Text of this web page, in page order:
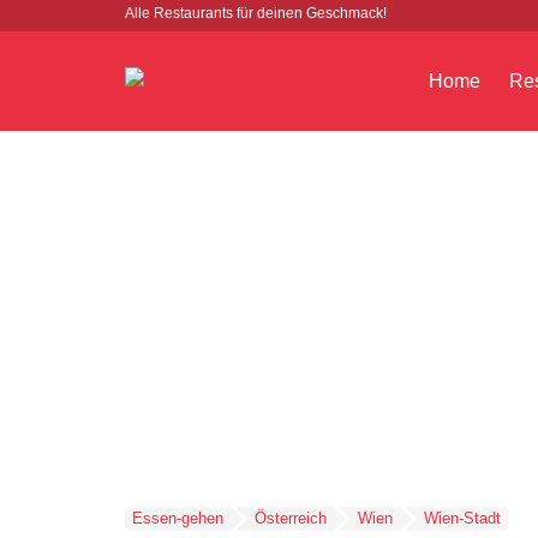
Alle Restaurants für deinen Geschmack!
Home
Essen-gehen Österreich Wien Wien-Stadt